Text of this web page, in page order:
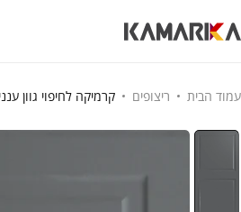
עמוד הבית ריצופים קרמיקה לחיפוי גוון עננים תכלת 60/